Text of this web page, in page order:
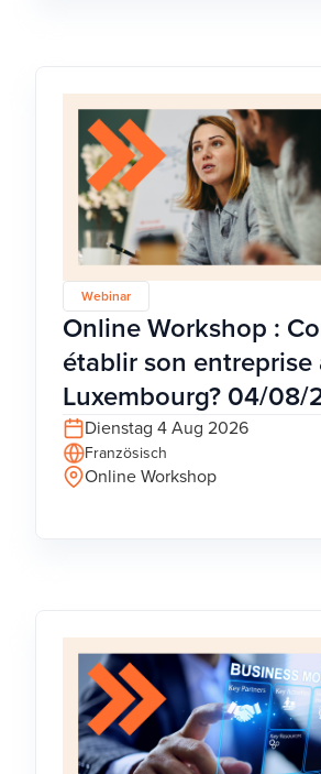
Webinar
Online Workshop :
établir son entreprise
Luxembourg? 04/08/
Dienstag 4 Aug 2026
Französisch
Online Workshop